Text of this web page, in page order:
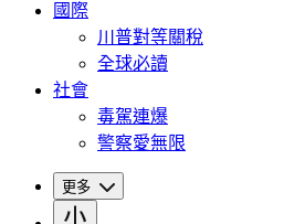
國際
川普對等關稅
全球必讀
社會
毒駕連爆
警察愛無限
更多